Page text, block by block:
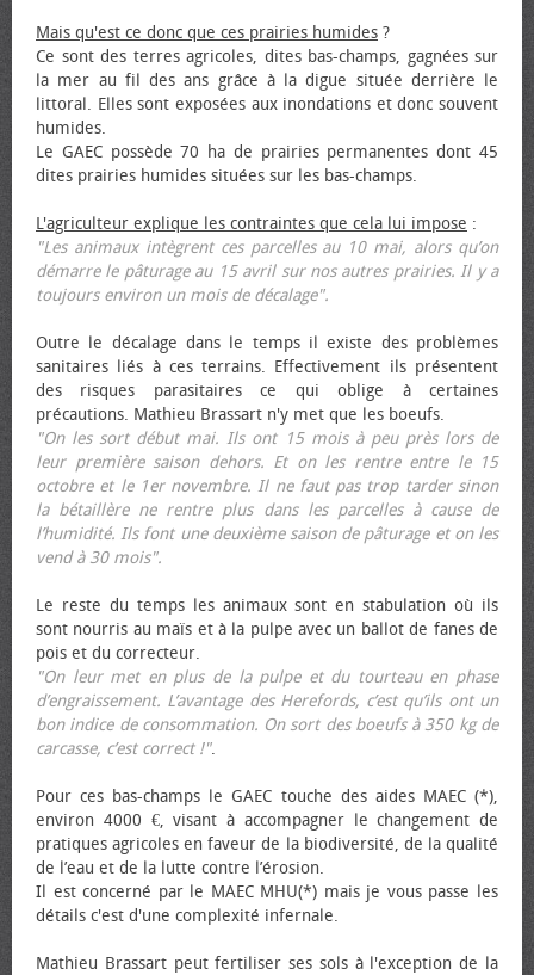
Mais qu'est ce donc que ces prairies humides ?
Ce sont des terres agricoles, dites bas-champs, gagnées sur
la mer au fil des ans grâce à la digue située derrière le
littoral. Elles sont exposées aux inondations et donc souvent
humides.
Le GAEC possède 70 ha de prairies permanentes dont 45
dites prairies humides situées sur les bas-champs.
L'agriculteur explique les contraintes que cela lui impose :
"Les animaux intègrent ces parcelles au 10 mai, alors qu’on
démarre le pâturage au 15 avril sur nos autres prairies. Il y a
toujours environ un mois de décalage".
Outre le décalage dans le temps il existe des problèmes
sanitaires liés à ces terrains. Effectivement ils présentent
des risques parasitaires ce qui oblige à certaines
précautions. Mathieu Brassart n'y met que les bœufs.
"On les sort début mai. Ils ont 15 mois à peu près lors de
leur première saison dehors. Et on les rentre entre le 15
octobre et le 1er novembre. Il ne faut pas trop tarder sinon
la bétaillère ne rentre plus dans les parcelles à cause de
l’humidité. Ils font une deuxième saison de pâturage et on les
vend à 30 mois".
Le reste du temps les animaux sont en stabulation où ils
sont nourris au maïs et à la pulpe avec un ballot de fanes de
pois et du correcteur.
"On leur met en plus de la pulpe et du tourteau en phase
d’engraissement. L’avantage des Herefords, c’est qu’ils ont un
bon indice de consommation. On sort des bœufs à 350 kg de
carcasse, c’est correct !".
Pour ces bas-champs le GAEC touche des aides MAEC (*),
environ 4000 €, visant à accompagner le changement de
pratiques agricoles en faveur de la biodiversité, de la qualité
de l’eau et de la lutte contre l’érosion.
Il est concerné par le MAEC MHU(*) mais je vous passe les
détails c'est d'une complexité infernale.
Mathieu Brassart peut fertiliser ses sols à l'exception de la